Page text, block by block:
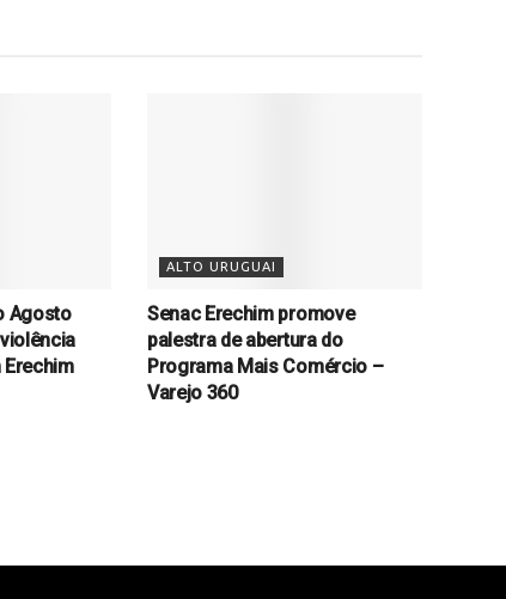
Agosto
ALTO URUGUAI
Senac Erechim promove
palestra de abertura do
Programa Mais Comércio –
Varejo 360